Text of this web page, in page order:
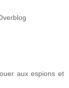
aux espions et